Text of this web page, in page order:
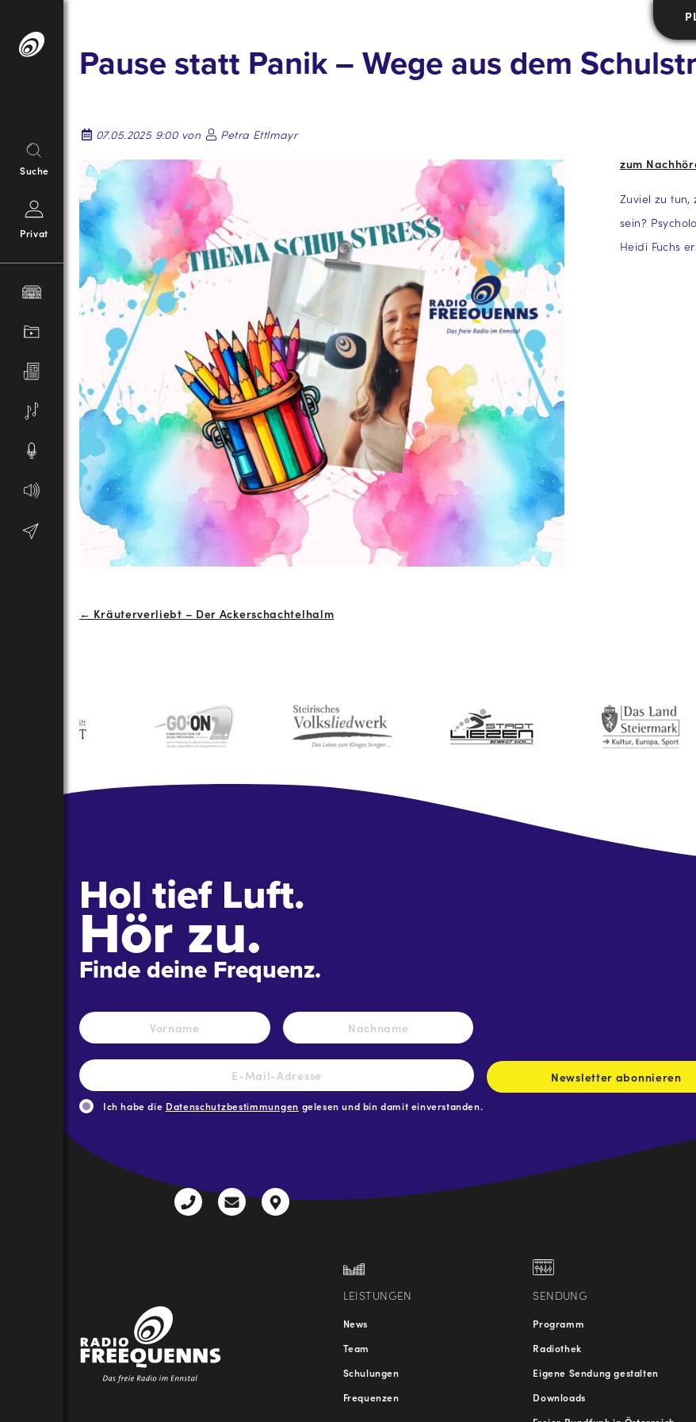
Inhalt
Suche
Privat
Pause statt Panik – Wege aus dem
07.05.2025 9:00 von
Petra Ettlmayr
zum
Zuviel zu tun,
sein?
Heidi Fuchs
← Kräuterverliebt – Der Ackerschachtelhalm
Hol tief Luft.
Hör zu.
Finde deine Frequenz.
Name *
Vorname Nachname
E-
Mail-
Adresse *
Newsletter abonnieren
Ich habe die Datenschutzbestimmungen gelesen und bin damit einverstanden.
+43
radio@freequenns.at
Kulturhausstraße
LEISTUNGEN
News
Team
Schulungen
Frequenzen
SENDUNG
Programm
Radiothek
Eigene Sendung gestalten
Downloads